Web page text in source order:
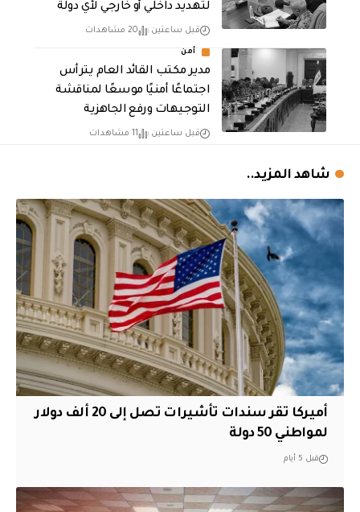
لتهديد داخلي أو خارجي لأي دولة
قبل ساعتين 20 مشاهدات
أمن
مدير مكتب القائد العام يترأس
اجتماعًا أمنيًا موسعًا لمناقشة
التوجيهات ورفع الجاهزية
قبل ساعتين 11 مشاهدات
شاهد المزيد..
أميركا تقر سندات تأشيرات تصل إلى 20 ألف دولار
لمواطني 50 دولة
قبل 5 أيام